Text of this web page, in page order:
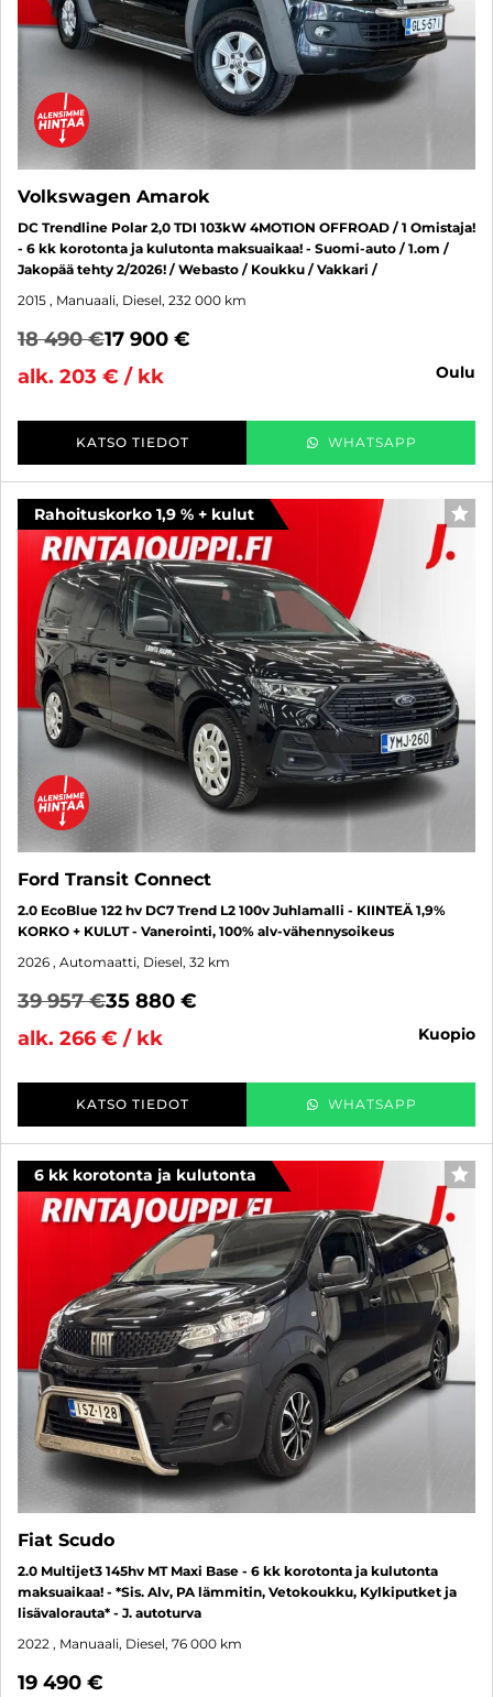
Volkswagen Amarok
DC Trendline Polar 2,0 TDI 103kW 4MOTION OFFROAD / 1 Omistaja!
- 6 kk korotonta ja kulutonta maksuaikaa! - Suomi-auto / 1.om /
Jakopää tehty 2/2026! / Webasto / Koukku / Vakkari /
2015 , Manuaali, Diesel, 232 000 km
18 490 €17 900 €
alk. 203 € / kk
oulu
KATSO TIEDOT WHATSAPP
Rahoituskorko 1,9 % + kulut
Ford Transit Connect
2.0 EcoBlue 122 hv DC7 Trend L2 100v Juhlamalli - KIINTEÄ 1,9%
KORKO + KULUT - Vanerointi, 100% alv-vähennysoikeus
2026 , Automaatti, Diesel, 32 km
39 957 €35 880 €
alk. 266 € / kk
kuopio
KATSO TIEDOT WHATSAPP
6 kk korotonta ja kulutonta
Fiat Scudo
2.0 Multijet3 145hv MT Maxi Base - 6 kk korotonta ja kulutonta
maksuaikaa! - *Sis. Alv, PA lämmitin, Vetokoukku, Kylkiputket ja
lisävalorauta* - J. autoturva
2022 , Manuaali, Diesel, 76 000 km
19 490 €